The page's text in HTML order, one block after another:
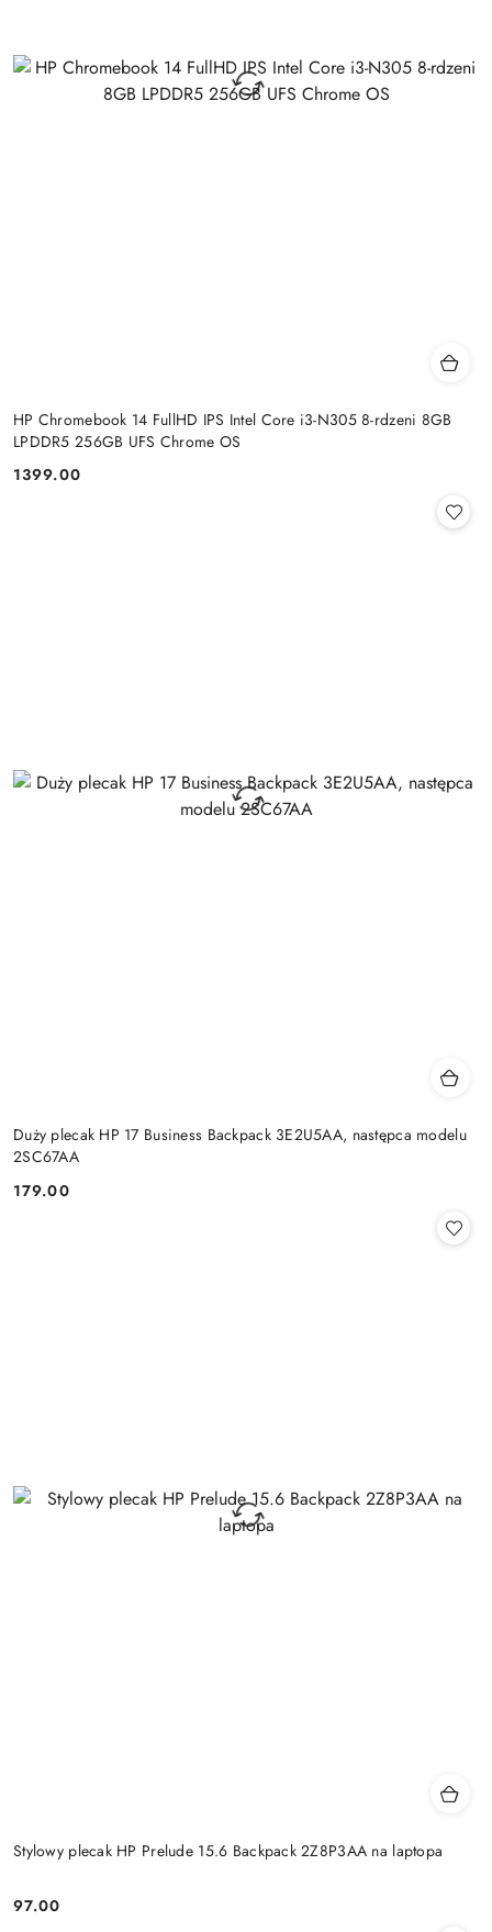
HP Chromebook 14 FullHD IPS Intel Core i3-N305 8-rdzeni 8GB
LPDDR5 256GB UFS Chrome OS
Cena:
1399.00
Duży plecak HP 17 Business Backpack 3E2U5AA, następca modelu
2SC67AA
Cena:
179.00
Stylowy plecak HP Prelude 15.6 Backpack 2Z8P3AA na laptopa
Cena:
97.00